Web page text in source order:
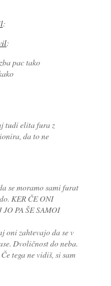
:
:
pac tako
tudi elita fura z
da to ne
se moramo sami furat
KER ČE ONI
PA ŠE SAMOI
oni zahtevajo da se v
Dvoličnost do neba.
tega ne vidiš, si sam